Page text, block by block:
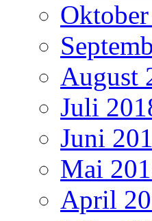
August
Juli
Juni
Mai
April